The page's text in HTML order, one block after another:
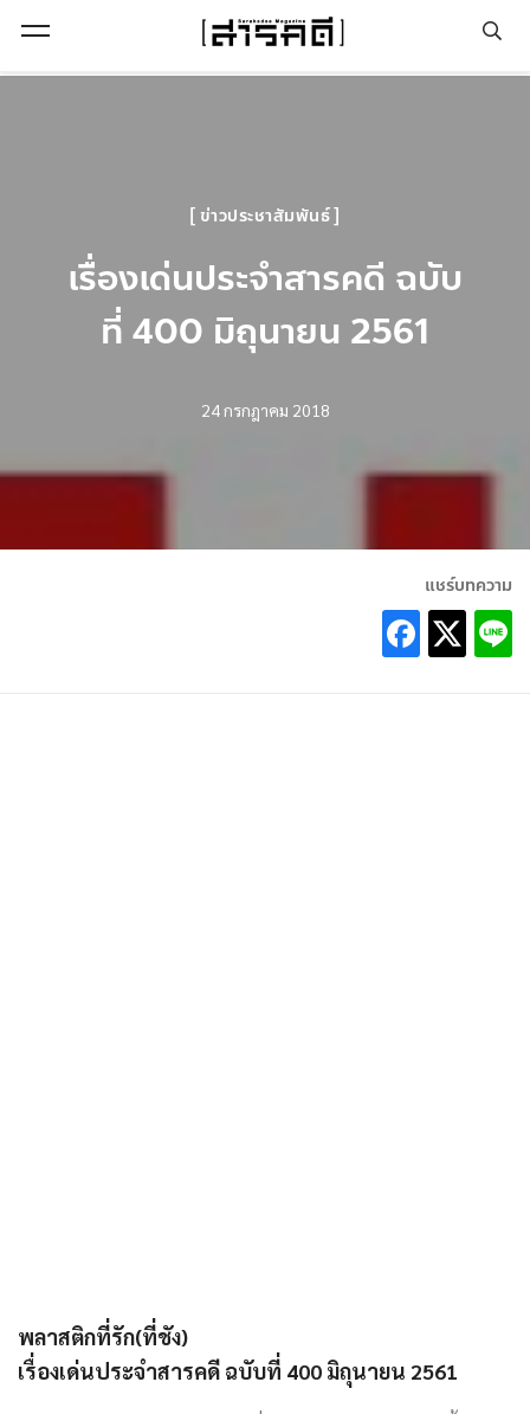
ข่าวประชาสัมพันธ์
เรื่องเด่นประจำสารคดี ฉบับ
ที่ 400 มิถุนายน 2561
24 กรกฎาคม 2018
แชร์บทความ
พลาสติกที่รัก(ที่ชัง)
เรื่องเด่นประจำสารคดี ฉบับที่ 400 มิถุนายน 2561